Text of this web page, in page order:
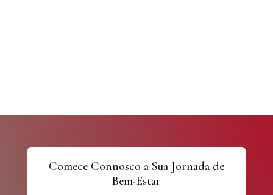
Comece Connosco a Sua Jornada de
Bem-Estar